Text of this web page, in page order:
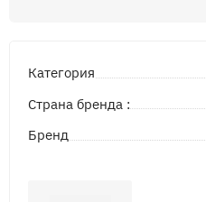
Категория
Страна бренда :
Бренд